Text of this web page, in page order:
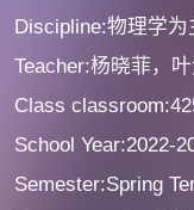
Discipline:物理学为
Teacher:杨晓菲，
Class
School Year:2022-
Semester:Spring